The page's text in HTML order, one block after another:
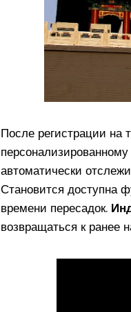
После регистрации на
автоматически
Становится доступна
времени пересадок.
возвращаться к ранее